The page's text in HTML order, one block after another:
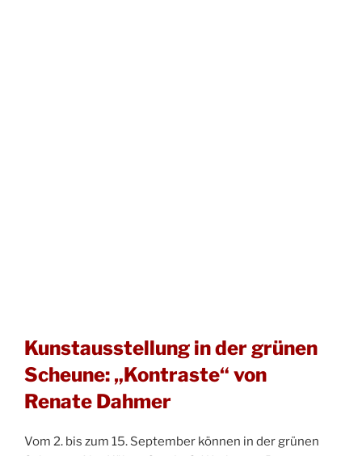
Kunstausstellung in der grünen
Scheune: „Kontraste“ von
Renate Dahmer
Vom 2. bis zum 15. September können in der grünen